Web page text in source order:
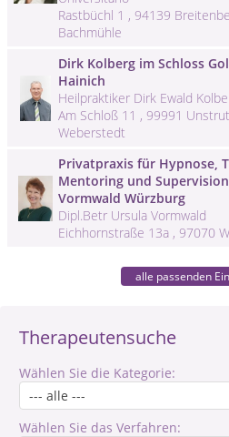
Therapeutensuche
Wählen Sie die Kategorie:
Wählen Sie das Verfahren:
Rastbüchl 1 , 94139
Bachmühle
Dirk Kolberg im Schloss
Hainich
Heilpraktiker Dirk Ewald
Am Schloß 11 , 99991
Weberstedt
Privatpraxis für Hypnose,
Mentoring und
Vormwald Würzburg
Dipl.Betr Ursula Vormwald
Eichhornstraße 13a , 97070
alle passenden